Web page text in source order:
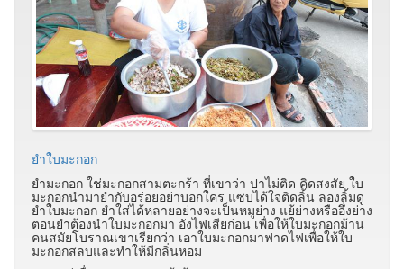
ยำใบมะกอก
ยำมะกอก ใช่มะกอกสามตะกร้า ที่เขาว่า ปาไม่ติด คิดสงสัย ใบ
มะกอกนำมายำกับอร่อยอย่าบอกใคร แซบได้ใจติดลิ้น ลองลิ้มดู
ยำใบมะกอก ยำใส่ได้หลายอย่างจะเป็นหมูย่าง แย้ย่างหรืออึ่งย่าง
ตอนยำต้องนำใบมะกอกมา อังไฟเสียก่อน เพื่อให้ใบมะกอกม้าน
คนสมัยโบราณเขาเรียกว่า เอาใบมะกอกมาฟาดไฟเพื่อให้ใบ
มะกอกสลบและทำให้มีกลิ่นหอม